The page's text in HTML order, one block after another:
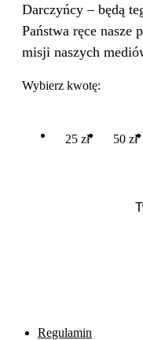
Darczyńcy – będą
Państwa ręce nasze
misji naszych
Wybierz kwotę:
25 zł 50 zł
Regulamin